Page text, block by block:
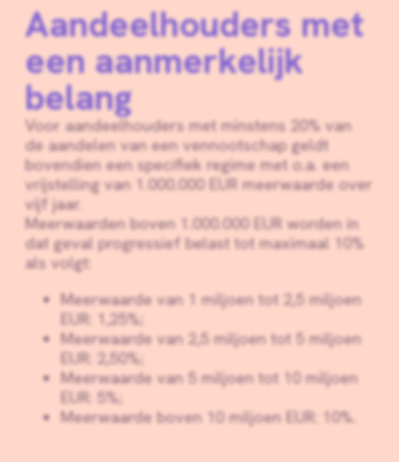
Aandeelhouders met
een aanmerkelijk
belang
Voor aandeelhouders met minstens 20% van
de aandelen van een vennootschap geldt
bovendien een specifiek regime met o.a. een
vrijstelling van 1.000.000 EUR meerwaarde over
vijf jaar.
Meerwaarden boven 1.000.000 EUR worden in
dat geval progressief belast tot maximaal 10%
als volgt:
Meerwaarde van 1 miljoen tot 2,5 miljoen
EUR: 1,25%;
Meerwaarde van 2,5 miljoen tot 5 miljoen
EUR: 2,50%;
Meerwaarde van 5 miljoen tot 10 miljoen
EUR: 5%;
Meerwaarde boven 10 miljoen EUR: 10%.